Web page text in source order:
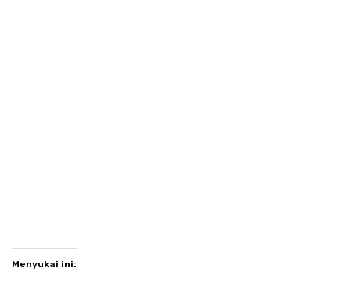
Menyukai ini: